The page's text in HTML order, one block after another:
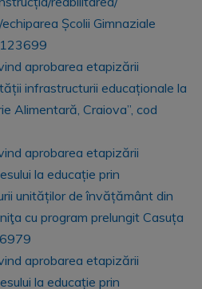
Școlii Gimnaziale
123699
aprobarea etapizării
infrastructurii educaționale la
Alimentară, Craiova”, cod
aprobarea etapizării
la educație prin
unităților de învățământ din
cu program prelungit Casuța
aprobarea etapizării
la educație prin